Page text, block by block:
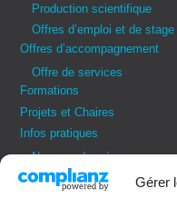
Gérer
Production scientifique
Offres d’emploi et de stage
Offres d’accompagnement
Offre de services
Formations
Projets et Chaires
Infos pratiques
Nos coordonnées
Vos demandes